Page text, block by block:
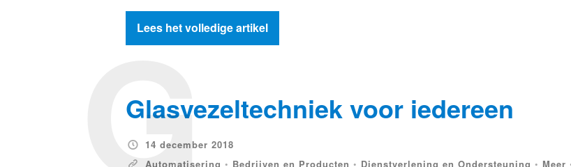
Lees het volledige artikel
Glasvezeltechniek voor iedereen
14 december 2018
Automatisering • Bedrijven en Producten • Dienstverlening en Ondersteuning • Meer
G